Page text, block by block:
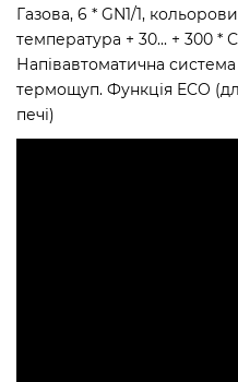
Газова, 6 * GN1/1,
температура + 30... + 300 *
Напівавтоматична
термощуп. Функція ECO
печі)